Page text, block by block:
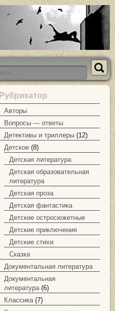
Рубрикатор
Авторы
Вопросы — ответы
Детективы и триллеры (12)
Детское (8)
Детская литература
Детская образовательная
литература
Детская проза
Детская фантастика
Детские остросюжетные
Детские приключения
Детские стихи
Сказка
Документальная литература
Документальная
литература(6)
Классика(7)